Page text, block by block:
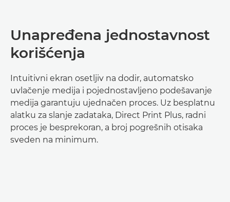
Unapređena jednostavnost
korišćenja
Intuitivni ekran osetljiv na dodir, automatsko
uvlačenje medija i pojednostavljeno podešavanje
medija garantuju ujednačen proces. Uz besplatnu
alatku za slanje zadataka, Direct Print Plus, radni
proces je besprekoran, a broj pogrešnih otisaka
sveden na minimum.